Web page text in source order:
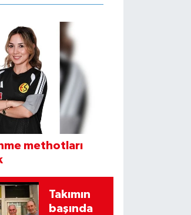
methotları
Takımın
başında